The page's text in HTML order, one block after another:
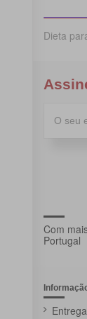
Dieta
Com
Portugal
Entrega